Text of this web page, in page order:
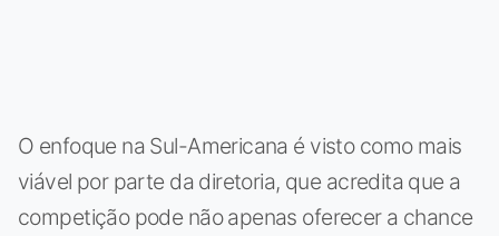
O enfoque na Sul-Americana é visto como mais
viável por parte da diretoria, que acredita que a
competição pode não apenas oferecer a chance